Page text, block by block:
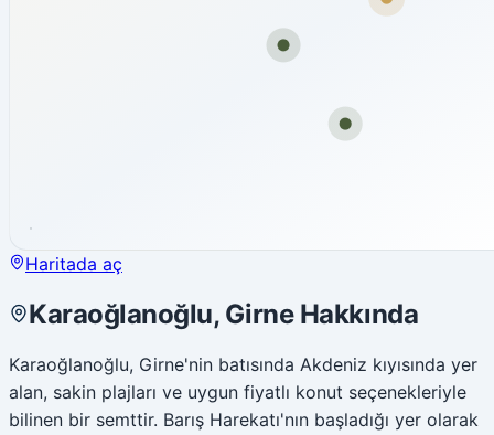
Haritada aç
Karaoğlanoğlu, Girne Hakkında
Karaoğlanoğlu, Girne'nin batısında Akdeniz kıyısında yer
alan, sakin plajları ve uygun fiyatlı konut seçenekleriyle
bilinen bir semttir. Barış Harekatı'nın başladığı yer olarak